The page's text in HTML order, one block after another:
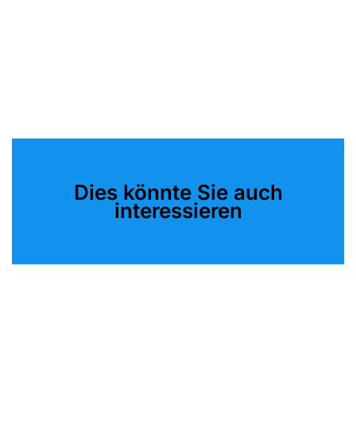
Dies könnte Sie auch
interessieren